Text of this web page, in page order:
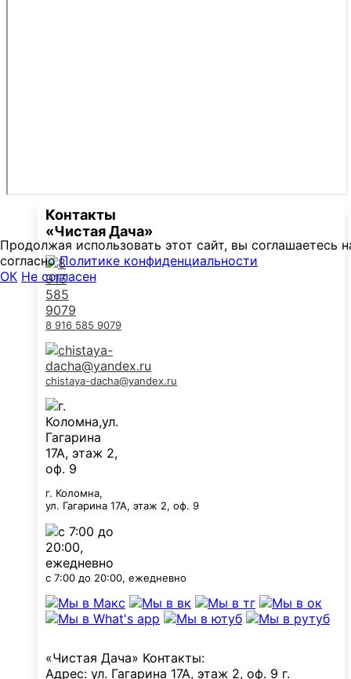
Контакты
«Чистая Дача»
8 916 585 9079
chistaya-dacha@yandex.ru
г. Коломна,
ул. Гагарина 17А, этаж 2, оф. 9
с 7:00 до 20:00, ежедневно
«Чистая Дача» Контакты:
Адрес: ул. Гагарина 17А, этаж 2, оф. 9 г.
Продолжая использовать этот сайт, вы соглашаетесь
согласноПолитике конфиденциальности
ОК Не согласен